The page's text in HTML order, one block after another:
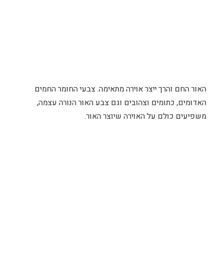
האור החם והרך ייצר אוירה מתאימה. צבעי החומר החמים
האדומים, כתומים וצהובים וגם צבע האור הנורה עצמה,
משפיעים כולם על האוירה שיוצר האור.